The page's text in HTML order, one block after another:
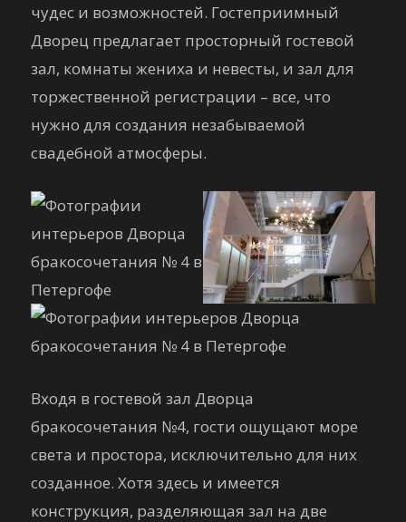
чудес и возможностей. Гостеприимный
Дворец предлагает просторный гостевой
зал, комнаты жениха и невесты, и зал для
торжественной регистрации – все, что
нужно для создания незабываемой
свадебной атмосферы.
Входя в гостевой зал Дворца
бракосочетания №4, гости ощущают море
света и простора, исключительно для них
созданное. Хотя здесь и имеется
конструкция, разделяющая зал на две